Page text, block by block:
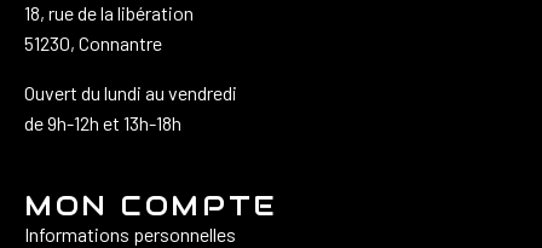
18, rue de la libération
51230, Connantre
Ouvert du lundi au vendredi
de 9h-12h et 13h-18h
MON COMPTE
Informations personnelles